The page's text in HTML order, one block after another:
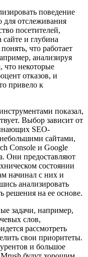
поведение
для отслеживания
посетителей,
и глубина
что работает
анализируя
что некоторые
отказов, и
привело к
показал,
Выбор зависит от
SEO-
сайтами,
Console и Google
Они предоставляют
состоянии
начинал с них и
анализировать
на ее основе.
задачи, например,
слов,
рассмотреть
свои приоритеты.
и большое